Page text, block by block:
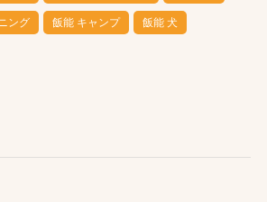
ング 飯能 キャンプ 飯能 犬